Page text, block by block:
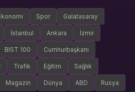
Spor Galatasaray
İstanbul Ankara İzmir
BIST 100 Cumhurbaşkanı
Trafik Eğitim Sağlık
Magazin Dünya ABD Rusya